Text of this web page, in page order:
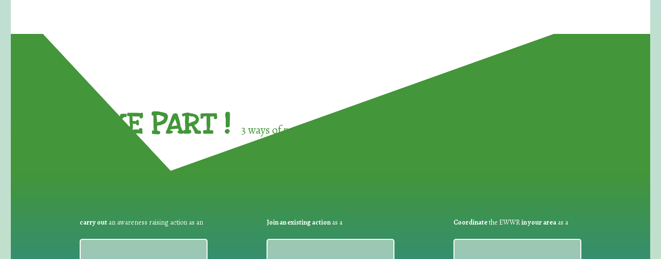
TAKE PART ! 3 ways of participating in the
carry out an awareness raising action as an Join an existing actionas a Coordinatethe EWWRin your areaas a